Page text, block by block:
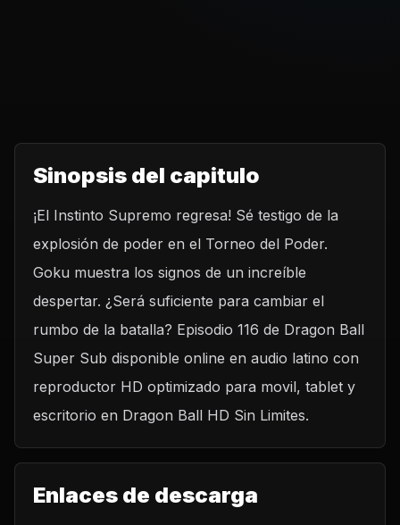
Sinopsis del capitulo
¡El Instinto Supremo regresa! Sé testigo de la
explosión de poder en el Torneo del Poder.
Goku muestra los signos de un increíble
despertar. ¿Será suficiente para cambiar el
rumbo de la batalla? Episodio 116 de Dragon Ball
Super Sub disponible online en audio latino con
reproductor HD optimizado para movil, tablet y
escritorio en Dragon Ball HD Sin Limites.
Enlaces de descarga